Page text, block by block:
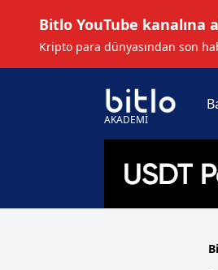
Bitlo YouTube kanalına
Kripto para dünyasından son
AKADEMİ